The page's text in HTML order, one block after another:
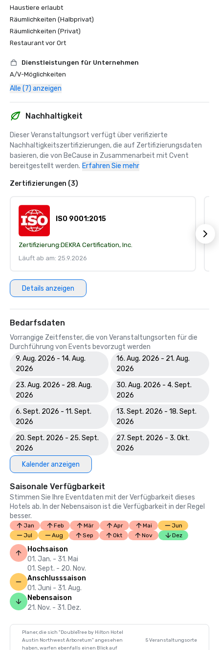
Haustiere erlaubt
Räumlichkeiten (Halbprivat)
Räumlichkeiten (Privat)
Restaurant vor Ort
Dienstleistungen für Unternehmen
A/V-Möglichkeiten
Alle (7) anzeigen
Nachhaltigkeit
Dieser Veranstaltungsort verfügt über verifizierte
Nachhaltigkeitszertifizierungen, die auf Zertifizierungsdaten
basieren, die von BeCause in Zusammenarbeit mit Cvent
bereitgestellt werden. Erfahren Sie mehr
Zertifizierungen (3)
ISO 9001:2015
Zertifizierung:DEKRA Certification, Inc.
Läuft ab am: 25.9.2026
Details anzeigen
Bedarfsdaten
Vorrangige Zeitfenster, die von Veranstaltungsorten für die
Durchführung von Events bevorzugt werden
9. Aug. 2026 - 14. Aug.
2026
16. Aug. 2026 - 21. Aug.
2026
23. Aug. 2026 - 28. Aug.
2026
30. Aug. 2026 - 4. Sept.
2026
6. Sept. 2026 - 11. Sept.
2026
13. Sept. 2026 - 18. Sept.
2026
20. Sept. 2026 - 25. Sept.
2026
27. Sept. 2026 - 3. Okt.
2026
Kalender anzeigen
Saisonale Verfügbarkeit
Stimmen Sie Ihre Eventdaten mit der Verfügbarkeit dieses
Hotels ab. In der Nebensaison ist die Verfügbarkeit in der Regel
besser.
Jan Feb Mär Apr Mai
Jun
Jul
Aug Sep Okt Nov Dez
Hochsaison
01. Jan. - 31. Mai
01. Sept. - 20. Nov.
Anschlusssaison
01. Juni - 31. Aug.
Nebensaison
21. Nov. - 31. Dez.
Planer, die sich "DoubleTree by Hilton Hotel
Austin Northwest Arboretum" angesehen
haben, warfen ebenfalls einen Blick auf
5 Veranstaltungsorte